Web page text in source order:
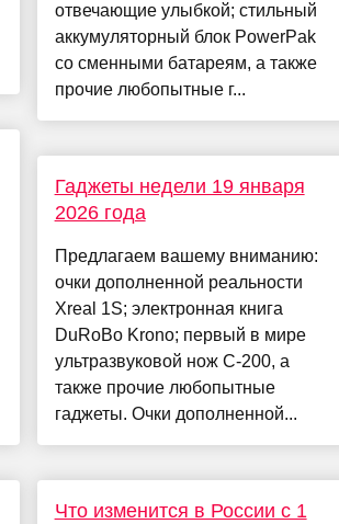
отвечающие улыбкой; стильный
аккумуляторный блок PowerPak
со сменными батареям, а также
прочие любопытные г...
Гаджеты недели 19 января
2026 года
Предлагаем вашему вниманию:
очки дополненной реальности
Xreal 1S; электронная книга
DuRoBo Krono; первый в мире
ультразвуковой нож C-200, а
также прочие любопытные
гаджеты. Очки дополненной...
Что изменится в России с 1